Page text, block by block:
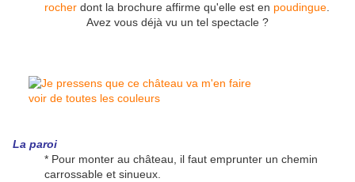
rocher dont la brochure affirme qu'elle est en poudingue
Avez vous déjà vu un tel spectacle ?
La paroi
* Pour monter au château, il faut emprunter un chemin
carrossable et sinueux.